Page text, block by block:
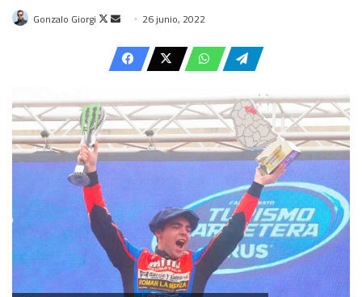
Gonzalo Giorgi
Follow
X
Send
email
26 junio, 2022